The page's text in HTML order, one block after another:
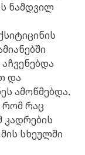
ნამდვილ
და
ამოწმებდა.
რომ რაც
კადრების
სხეულში